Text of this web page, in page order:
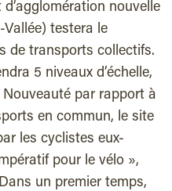
nouvelle
testera le
de transports collectifs.
5 niveaux d’échelle,
Nouveauté par rapport à
en commun, le site
les cyclistes eux-
pour le vélo »,
un premier temps,